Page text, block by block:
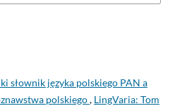
słownik języka polskiego PAN a
polskiego, LingVaria: Tom